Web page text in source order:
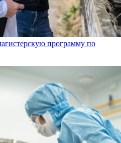
программу по